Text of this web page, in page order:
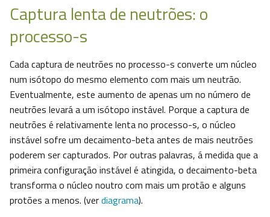
Captura lenta de neutrões: o
processo-s
Cada captura de neutrões no processo-s converte um núcleo
num isótopo do mesmo elemento com mais um neutrão.
Eventualmente, este aumento de apenas um no número de
neutrões levará a um isótopo instável. Porque a captura de
neutrões é relativamente lenta no processo-s, o núcleo
instável sofre um decaimento-beta antes de mais neutrões
poderem ser capturados. Por outras palavras, á medida que a
primeira configuração instável é atingida, o decaimento-beta
transforma o núcleo noutro com mais um protão e alguns
protões a menos. (verdiagrama).